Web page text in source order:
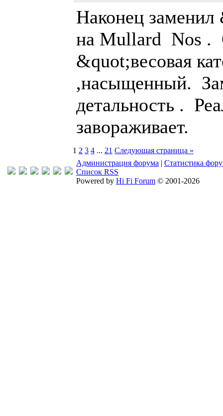
Наконец
на Mullard Nos .
&quot;весовая
,насыщенный.
детальность .
завораживает.
1 2 3 4 ... 21 Следующая страница »
Администрация форума | Статистика
Список RSS
Powered by Hi Fi Forum © 2001-2026